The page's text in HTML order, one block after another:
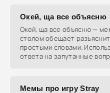
Окей, ща все объясню
Окей, ща все объясню —
столом обещает
простыми словами.
ответа на запутанные
Мемы про игру Stray